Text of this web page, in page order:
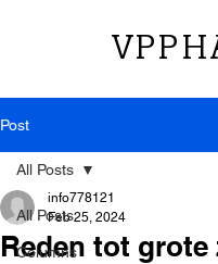
Post
All Posts
Columns
All Posts
Reden tot grote
info778121
Feb 25, 2024